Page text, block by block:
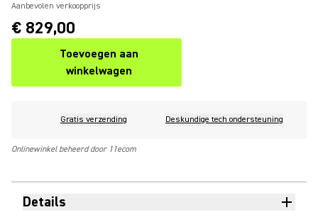
Aanbevolen verkoopprijs
€ 829,00
Toevoegen aan
winkelwagen
Gratis verzending Deskundige tech ondersteuning
Onlinewinkel beheerd door 11ecom
Details